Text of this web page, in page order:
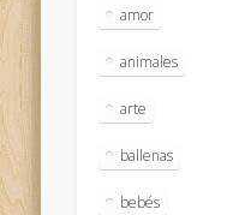
amor
animales
arte
ballenas
bebés